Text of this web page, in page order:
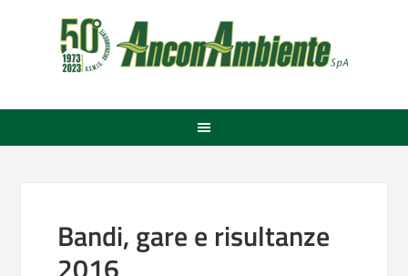
Bandi, gare e risultanze